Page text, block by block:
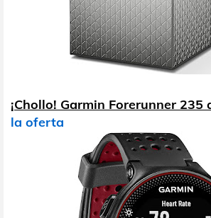
¡Chollo! Garmin Forerunner 235
la oferta